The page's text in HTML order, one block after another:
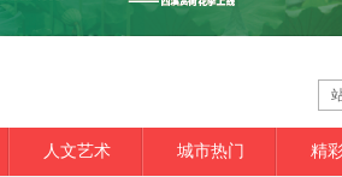
人文艺术 城市热门 精